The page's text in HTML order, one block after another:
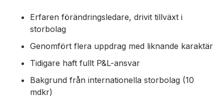
Erfaren förändringsledare, drivit tillväxt i
storbolag
Genomfört flera uppdrag med liknande karaktär
Tidigare haft fullt P&L-ansvar
Bakgrund från internationella storbolag (10
mdkr)